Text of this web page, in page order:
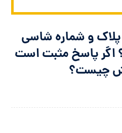
و شماره شاسی
اگر پاسخ مثبت است
چیست؟